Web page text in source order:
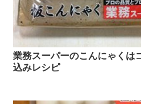
業務スーパーのこんにゃくは
込みレシピ